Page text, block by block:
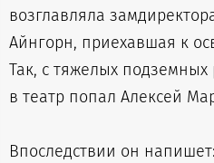
возглавляла
Айнгорн, приехавшая к
Так, с тяжелых
в театр попал Алексей
Впоследствии он